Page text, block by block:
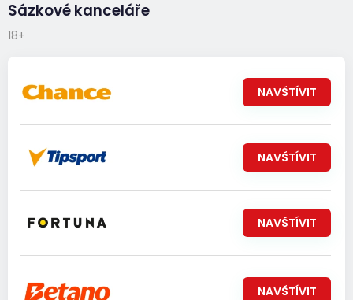
Sázkové kanceláře
18+
NAVŠTÍVIT
NAVŠTÍVIT
NAVŠTÍVIT
NAVŠTÍVIT